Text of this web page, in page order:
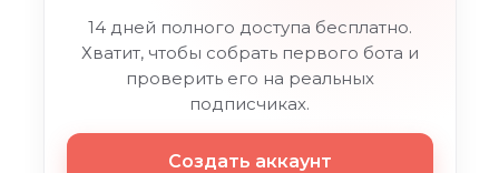
14 дней полного доступа бесплатно.
Хватит, чтобы собрать первого бота и
проверить его на реальных
подписчиках.
Создать аккаунт